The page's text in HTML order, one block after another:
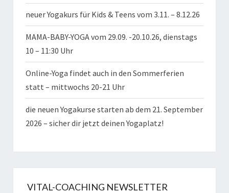
neuer Yogakurs für Kids & Teens vom 3.11. – 8.12.26
MAMA-BABY-YOGA vom 29.09. -20.10.26, dienstags
10 – 11:30 Uhr
Online-Yoga findet auch in den Sommerferien
statt – mittwochs 20-21 Uhr
die neuen Yogakurse starten ab dem 21. September
2026 – sicher dir jetzt deinen Yogaplatz!
VITAL-COACHING NEWSLETTER